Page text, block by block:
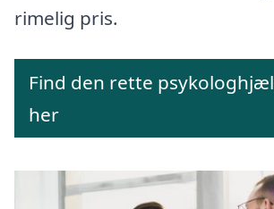
rimelig pris.
Find den rette
her